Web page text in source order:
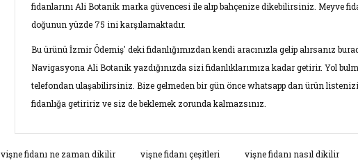
fidanlarını Ali Botanik marka güvencesi ile alıp bahçenize dikebilirsiniz. Meyve
doğunun yüzde 75 ini karşılamaktadır.
Bu ürünü İzmir Ödemiş' deki fidanlığımızdan kendi aracınızla gelip alırsanız
Navigasyona Ali Botanik yazdığınızda sizi fidanlıklarımıza kadar getirir. Yol
telefondan ulaşabilirsiniz. Bize gelmeden bir gün önce whatsapp dan ürün
fidanlığa getiririz ve siz de beklemek zorunda kalmazsınız.
Bu ürünün fiyat bilgisi, resim, ürün açıklamalarında ve diğer konularda
vişne fidanı ne zaman dikilir vişne fidanı çeşitleri
vişne fidanı nasıl dikilir